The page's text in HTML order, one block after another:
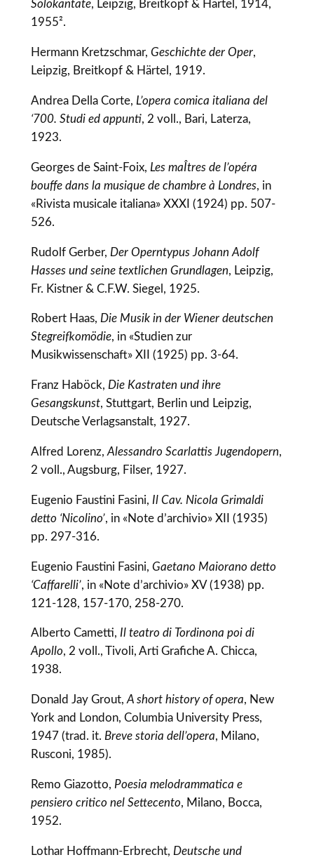
Solokantate, Leipzig, Breitkopf & Härtel, 1914,
1955².
Hermann Kretzschmar, Geschichte der Oper,
Leipzig, Breitkopf & Härtel, 1919.
Andrea Della Corte, L’opera comica italiana del
‘700. Studi ed appunti, 2 voll., Bari, Laterza,
1923.
Georges de Saint-Foix, Les maÎtres de l’opéra
bouffe dans la musique de chambre à Londres, in
«Rivista musicale italiana» XXXI (1924) pp. 507-
526.
Rudolf Gerber, Der Operntypus Johann Adolf
Hasses und seine textlichen Grundlagen, Leipzig,
Fr. Kistner & C.F.W. Siegel, 1925.
Robert Haas, Die Musik in der Wiener deutschen
Stegreifkomödie, in «Studien zur
Musikwissenschaft» XII (1925) pp. 3-64.
Franz Haböck, Die Kastraten und ihre
Gesangskunst, Stuttgart, Berlin und Leipzig,
Deutsche Verlagsanstalt, 1927.
Alfred Lorenz, Alessandro Scarlattis Jugendopern,
2 voll., Augsburg, Filser, 1927.
Eugenio Faustini Fasini, Il Cav. Nicola Grimaldi
detto ‘Nicolino’, in «Note d’archivio» XII (1935)
pp. 297-316.
Eugenio Faustini Fasini, Gaetano Maiorano detto
‘Caffarelli’, in «Note d’archivio» XV (1938) pp.
121-128, 157-170, 258-270.
Alberto Cametti, Il teatro di Tordinona poi di
Apollo, 2 voll., Tivoli, Arti Grafiche A. Chicca,
1938.
Donald Jay Grout, A short history of opera, New
York and London, Columbia University Press,
1947 (trad. it. Breve storia dell’opera, Milano,
Rusconi, 1985).
Remo Giazotto, Poesia melodrammatica e
pensiero critico nel Settecento, Milano, Bocca,
1952.
Lothar Hoffmann-Erbrecht, Deutsche und